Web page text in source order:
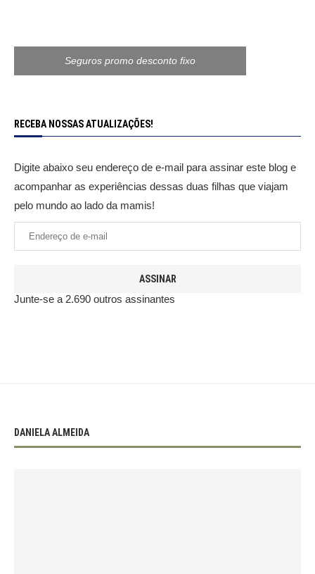
Seguros promo desconto fixo
RECEBA NOSSAS ATUALIZAÇÕES!
Digite abaixo seu endereço de e-mail para assinar este blog e
acompanhar as experiências dessas duas filhas que viajam
pelo mundo ao lado da mamis!
ASSINAR
Junte-se a 2.690 outros assinantes
DANIELA ALMEIDA